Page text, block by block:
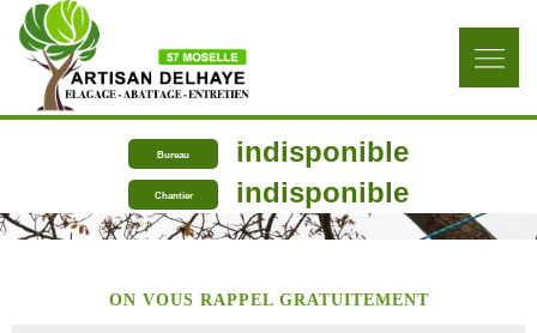
Bureau indisponible
Chantier indisponible
ON VOUS RAPPEL GRATUITEMENT